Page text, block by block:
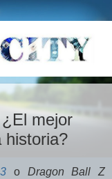
mejor
historia?
o Dragon Ball Z